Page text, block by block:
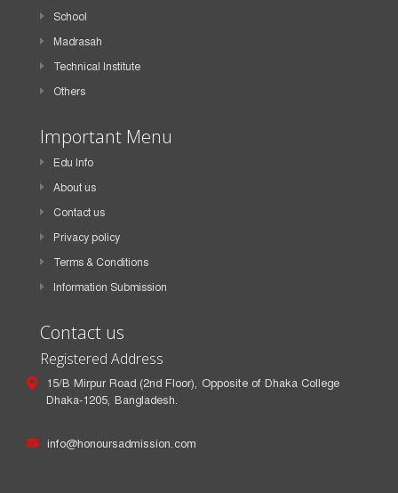
School
Madrasah
Technical Institute
Others
Important Menu
Edu Info
About us
Contact us
Privacy policy
Terms & Conditions
Information Submission
Contact us
Registered Address
15/B Mirpur Road (2nd Floor), Opposite of Dhaka College
Dhaka-1205, Bangladesh.
info@honoursadmission.com